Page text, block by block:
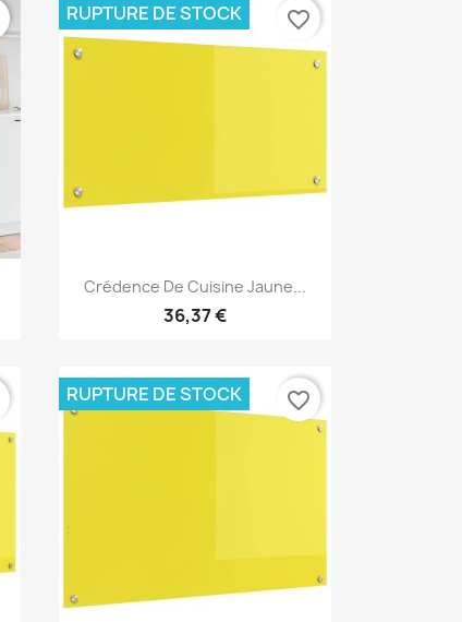
Aperçu rapide
Crédence De Cuisine Jaune...
36,37 €
RUPTURE DE STOCK favorite_border
RUPTURE DE STOCK favorite_border